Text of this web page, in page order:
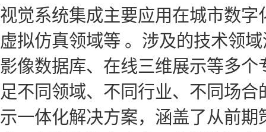
视觉系统集成主要应用在城市数
虚拟仿真领域等 。涉及的技术领
影像数据库、在线三维展示等多
足不同领域、不同行业、不同场
示一体化解决方案，涵盖了从前